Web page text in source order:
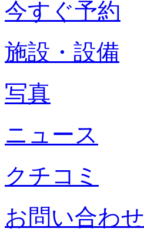
今すぐ予約
施設・設備
写真
ニュース
クチコミ
お問い合わせ